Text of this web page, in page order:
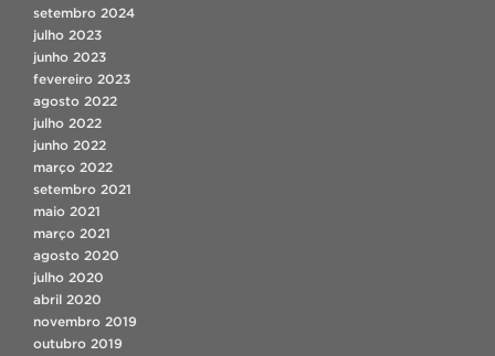
setembro 2024
julho 2023
junho 2023
fevereiro 2023
agosto 2022
julho 2022
junho 2022
março 2022
setembro 2021
maio 2021
março 2021
agosto 2020
julho 2020
abril 2020
novembro 2019
outubro 2019